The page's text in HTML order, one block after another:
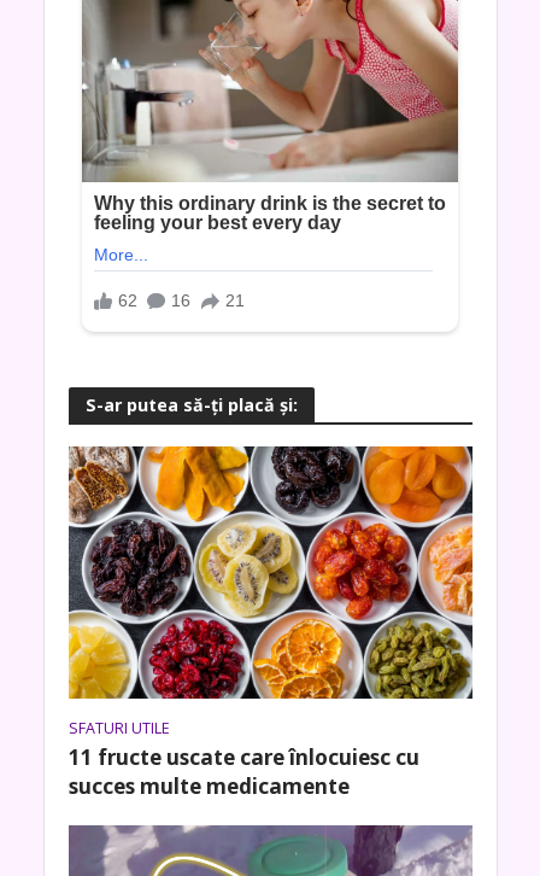
S-ar putea să-ţi placă şi:
SFATURI UTILE
11 fructe uscate care înlocuiesc cu
succes multe medicamente